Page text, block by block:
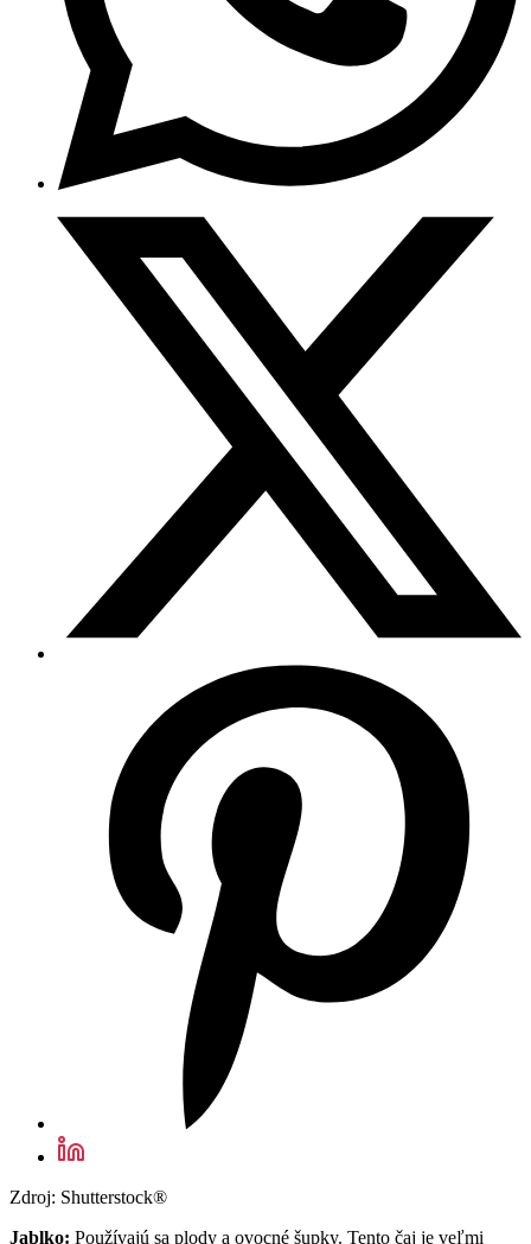
Zdroj: Shutterstock®
Jablko: Používajú sa plody a ovocné šupky. Tento čaj je veľmi